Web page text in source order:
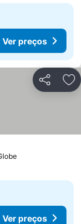
Ver preços
Partilhar
Ver preços